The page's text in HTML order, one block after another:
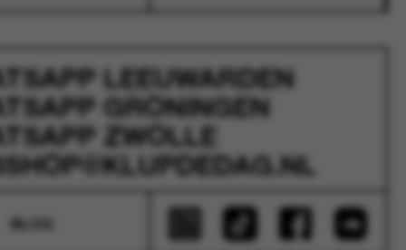
LEEUWARDEN
GRONINGEN
ZWOLLE